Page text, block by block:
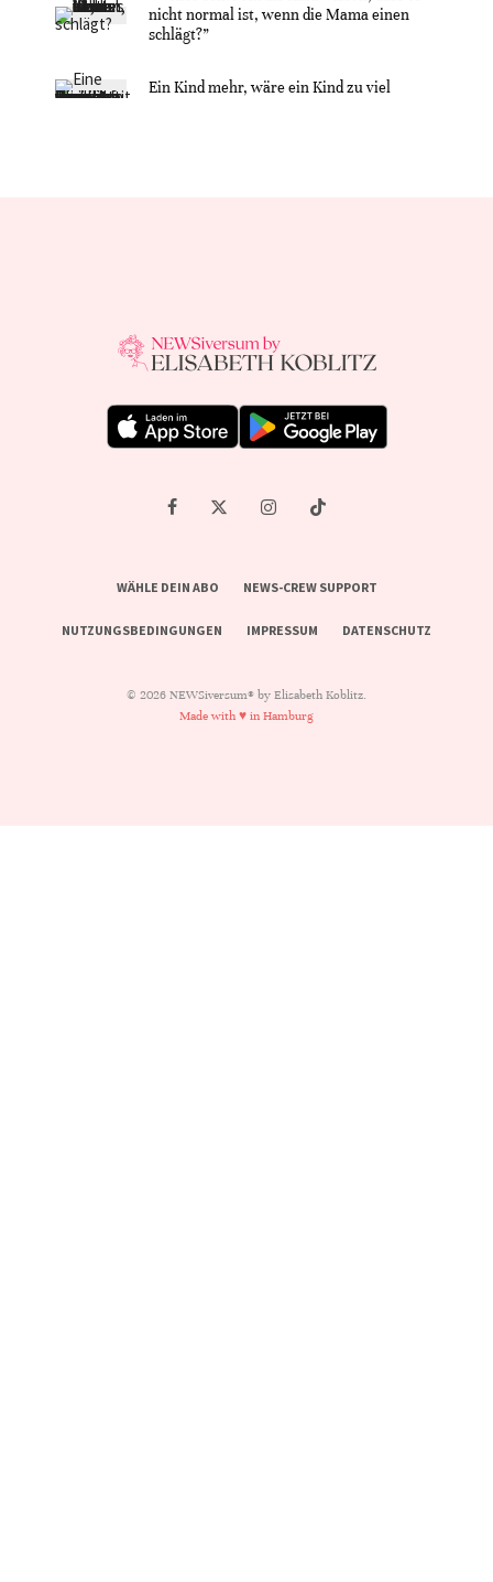
nicht normal ist, wenn die Mama einen
schlägt?”
Ein Kind mehr, wäre ein Kind zu viel
WÄHLE DEIN ABO NEWS-CREW SUPPORT
NUTZUNGSBEDINGUNGEN IMPRESSUM DATENSCHUTZ
© 2026 NEWSiversum® by Elisabeth Koblitz.
Made with ♥ in Hamburg